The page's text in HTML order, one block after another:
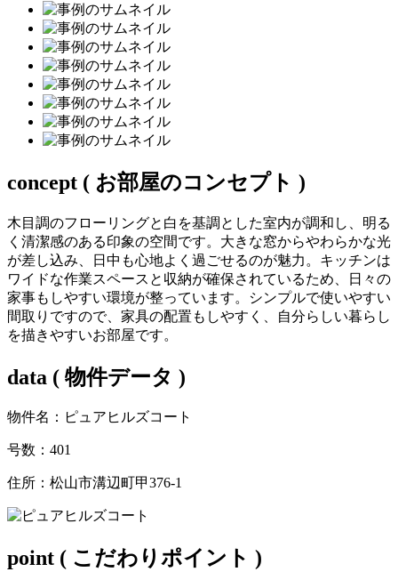
concept ( お部屋のコンセプト )
木目調のフローリングと白を基調とした室内が調和し、明る
く清潔感のある印象の空間です。大きな窓からやわらかな光
が差し込み、日中も心地よく過ごせるのが魅力。キッチンは
ワイドな作業スペースと収納が確保されているため、日々の
家事もしやすい環境が整っています。シンプルで使いやすい
間取りですので、家具の配置もしやすく、自分らしい暮らし
を描きやすいお部屋です。
data ( 物件データ )
物件名：ピュアヒルズコート
号数：401
住所：松山市溝辺町甲376-1
point ( こだわりポイント )